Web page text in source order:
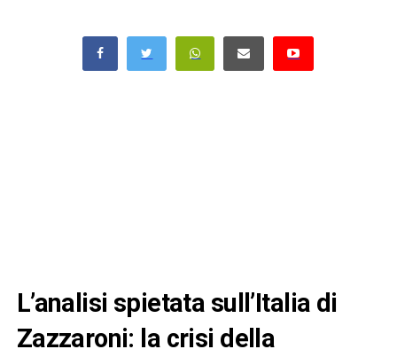
L’analisi spietata sull’Italia di
Zazzaroni: la crisi della